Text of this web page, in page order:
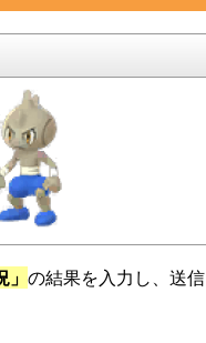
の結果を入力し、送信